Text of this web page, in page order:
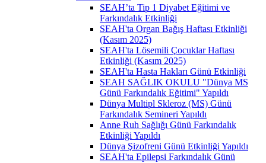
SEAH’ta Tip 1 Diyabet Eğitimi ve
Farkındalık Etkinliği
SEAH'ta Organ Bağış Haftası Etkinliği
(Kasım 2025)
SEAH'ta Lösemili Çocuklar Haftası
Etkinliği (Kasım 2025)
SEAH'ta Hasta Hakları Günü Etkinliği
SEAH SAĞLIK OKULU "Dünya MS
Günü Farkındalık Eğitimi" Yapıldı
Dünya Multipl Skleroz (MS) Günü
Farkındalık Semineri Yapıldı
Anne Ruh Sağlığı Günü Farkındalık
Etkinliği Yapıldı
Dünya Şizofreni Günü Etkinliği Yapıldı
SEAH'ta Epilepsi Farkındalık Günü